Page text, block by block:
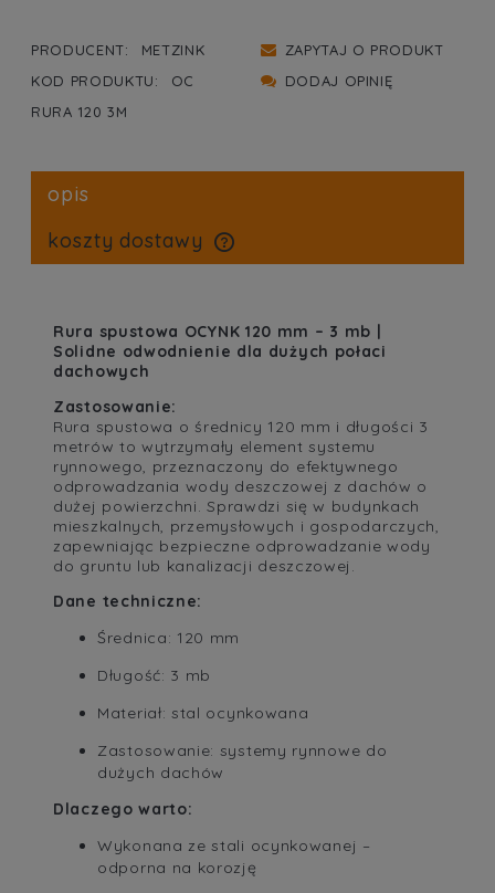
PRODUCENT:
METZINK
KOD PRODUKTU:
OC
RURA 120 3M
ZAPYTAJ O PRODUKT
DODAJ OPINIĘ
opis
koszty dostawy
Rura spustowa OCYNK 120 mm – 3 mb |
Solidne odwodnienie dla dużych połaci
dachowych
Zastosowanie:
Rura spustowa o średnicy 120 mm i długości 3
metrów to wytrzymały element systemu
rynnowego, przeznaczony do efektywnego
odprowadzania wody deszczowej z dachów o
dużej powierzchni. Sprawdzi się w budynkach
mieszkalnych, przemysłowych i gospodarczych,
zapewniając bezpieczne odprowadzanie wody
do gruntu lub kanalizacji deszczowej.
Dane techniczne:
Średnica: 120 mm
Długość: 3 mb
Materiał: stal ocynkowana
Zastosowanie: systemy rynnowe do
dużych dachów
Dlaczego warto:
Wykonana ze stali ocynkowanej –
odporna na korozję